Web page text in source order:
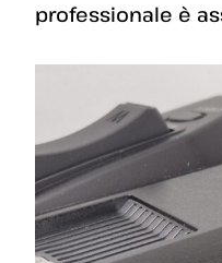
professionale è